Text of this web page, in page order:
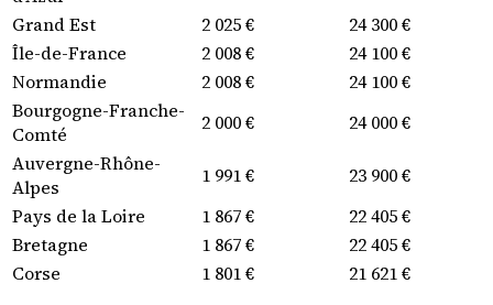
Grand Est
2 025 €
24 300 €
Île-de-France
2 008 €
24 100 €
Normandie
2 008 €
24 100 €
Bourgogne-Franche-
Comté
2 000 €
24 000 €
Auvergne-Rhône-
Alpes
1 991 €
23 900 €
Pays de la Loire
1 867 €
22 405 €
Bretagne
1 867 €
22 405 €
Corse
1 801 €
21 621 €